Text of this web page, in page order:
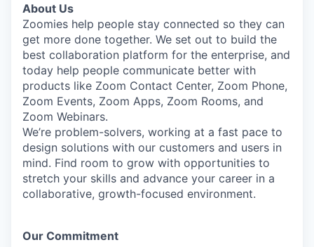
About Us
Zoomies help people stay connected so they can
get more done together. We set out to build the
best collaboration platform for the enterprise, and
today help people communicate better with
products like Zoom Contact Center, Zoom Phone,
Zoom Events, Zoom Apps, Zoom Rooms, and
Zoom Webinars.
We’re problem-solvers, working at a fast pace to
design solutions with our customers and users in
mind. Find room to grow with opportunities to
stretch your skills and advance your career in a
collaborative, growth-focused environment.
Our Commitment​